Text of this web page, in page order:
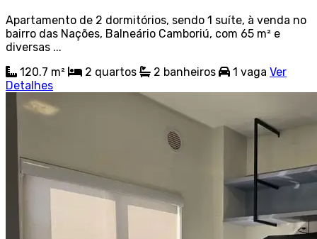
Apartamento de 2 dormitórios, sendo 1 suíte, à venda no
bairro das Nações, Balneário Camboriú, com 65 m² e
diversas ...
120.7 m²
2 quartos 2 banheiros 1 vaga Ver
Detalhes